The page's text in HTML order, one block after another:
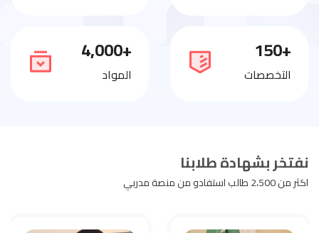
+150
التخصصات
+4,000
المواد
نفتخر بشهادة طلابنا
اكثر من 2،500 طالب استفادو من منصة مدربي